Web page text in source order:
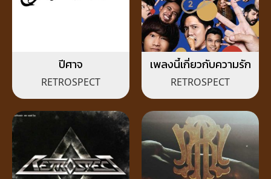
ปีศาจ
RETROSPECT
เพลงนี้เกี่ยวกับความรัก
RETROSPECT